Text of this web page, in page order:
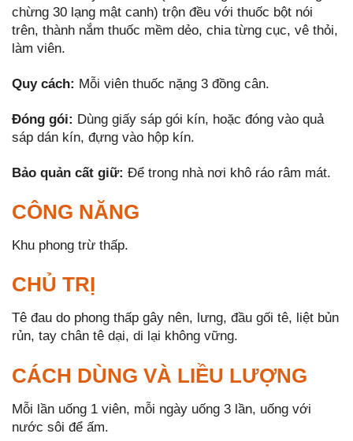
chừng 30 lạng mật canh) trộn đều với thuốc bột nói
trên, thành nắm thuốc mềm dẻo, chia từng cục, vê thỏi,
làm viên.
Quy cách: Mỗi viên thuốc nặng 3 đồng cân.
Đóng gói: Dùng giấy sáp gói kín, hoặc đóng vào quả
sáp dán kín, đựng vào hộp kín.
Bảo quản cất giữ: Để trong nhà nơi khô ráo râm mát.
CÔNG NĂNG
Khu phong trừ thấp.
CHỦ TRỊ
Tê đau do phong thấp gây nên, lưng, đầu gối tê, liệt bủn
rủn, tay chân tê dại, di lại không vững.
CÁCH DÙNG VÀ LIỀU LƯỢNG
Mỗi lần uống 1 viên, mỗi ngày uống 3 lần, uống với
nước sôi để ấm.